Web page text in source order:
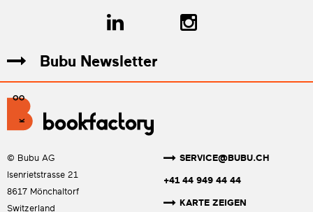
Bubu Newsletter
© Bubu AG
Isenrietstrasse 21
8617 Mönchaltorf
Switzerland
SERVICE@BUBU.CH
+41 44 949 44 44
KARTE ZEIGEN